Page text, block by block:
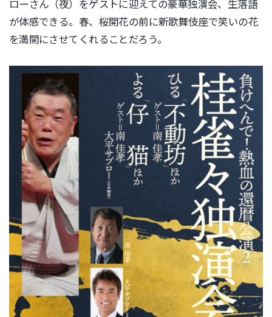
ローさん（夜）をゲストに迎えての豪華独演会、生落語
が体感できる。春、桜開花の前に新歌舞伎座で笑いの花
を満開にさせてくれることだろう。